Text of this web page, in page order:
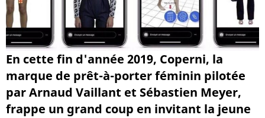
En cette fin d'année 2019, Coperni, la
marque de prêt-à-porter féminin pilotée
par Arnaud Vaillant et Sébastien Meyer,
frappe un grand coup en invitant la jeune